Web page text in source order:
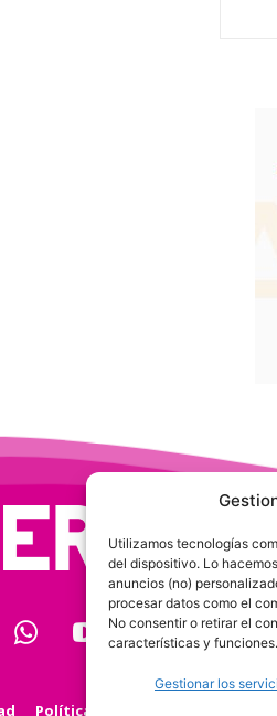
Utilizamos tecnologías
del dispositivo. Lo
anuncios (no)
procesar datos como el
No consentir o retirar el
características y funciones.
Gestionar los
Política de Cookies